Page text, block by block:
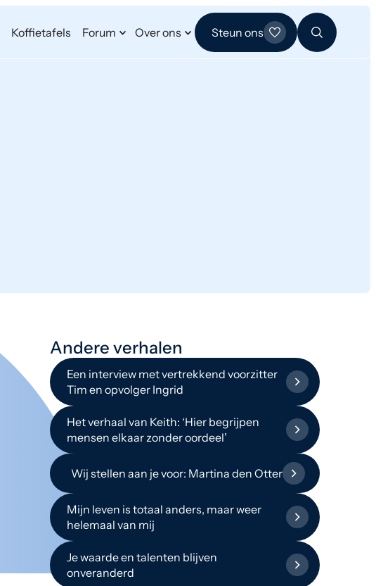
Koffietafels Forum Over ons Steun ons
Andere verhalen
Een interview met vertrekkend voorzitter
Tim en opvolger Ingrid
Het verhaal van Keith: ‘Hier begrijpen
mensen elkaar zonder oordeel’
Wij stellen aan je voor: Martina den Otter
Mijn leven is totaal anders, maar weer
helemaal van mij
Je waarde en talenten blijven
onveranderd